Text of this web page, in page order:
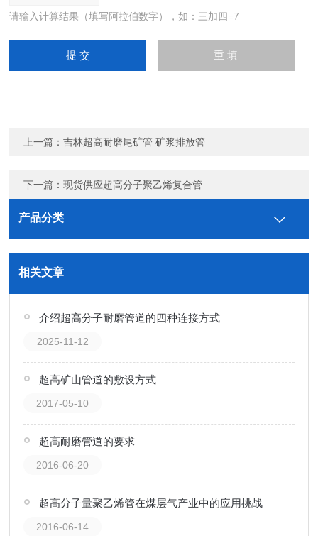
请输入计算结果（填写阿拉伯数字），如：三加四=7
上一篇：吉林超高耐磨尾矿管 矿浆排放管
下一篇：现货供应超高分子聚乙烯复合管
产品分类
相关文章
介绍超高分子耐磨管道的四种连接方式
2025-11-12
超高矿山管道的敷设方式
2017-05-10
超高耐磨管道的要求
2016-06-20
超高分子量聚乙烯管在煤层气产业中的应用挑战
2016-06-14